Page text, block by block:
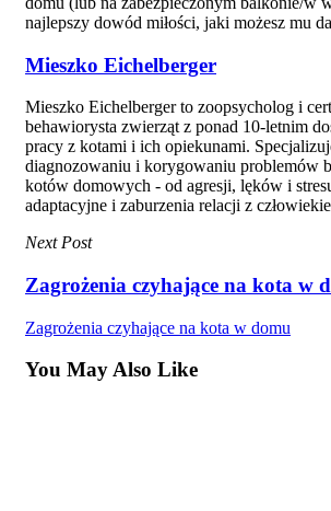
najlepszy dowód miłości, jaki możesz mu
Mieszko Eichelberger
Mieszko Eichelberger to zoopsycholog i
behawiorysta zwierząt z ponad 10-letnim
pracy z kotami i ich opiekunami.
diagnozowaniu i korygowaniu problemów
kotów domowych - od agresji, lęków i
adaptacyjne i zaburzenia relacji z
Next Post
Zagrożenia czyhające na kota w
Zagrożenia czyhające na kota w domu
You May Also Like